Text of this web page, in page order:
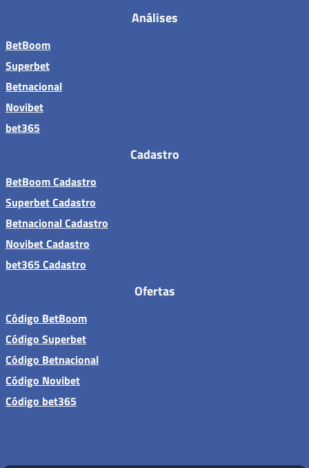
Análises
BetBoom
Superbet
Betnacional
Novibet
bet365
Cadastro
BetBoom Cadastro
Superbet Cadastro
Betnacional Cadastro
Novibet Cadastro
bet365 Cadastro
Ofertas
Código BetBoom
Código Superbet
Código Betnacional
Código Novibet
Código bet365